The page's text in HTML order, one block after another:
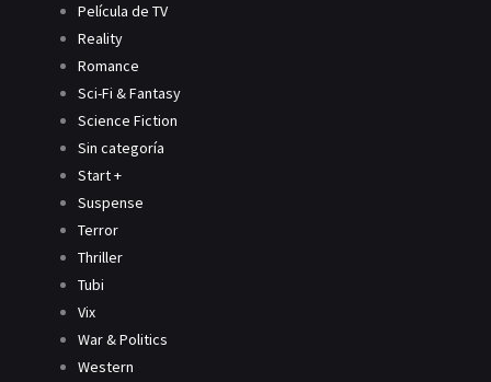
Película de TV
Reality
Romance
Sci-Fi & Fantasy
Science Fiction
Sin categoría
Start +
Suspense
Terror
Thriller
Tubi
Vix
War & Politics
Western